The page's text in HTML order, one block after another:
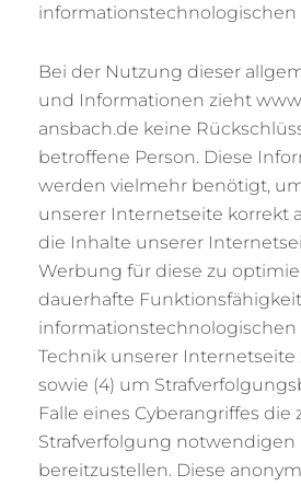
informationstechnologischen
Bei der Nutzung dieser
und Informationen zieht
ansbach.de keine
betroffene Person. Diese
werden vielmehr benötigt,
unserer Internetseite korrekt
die Inhalte unserer
Werbung für diese zu
dauerhafte
informationstechnologischen
Technik unserer
sowie (4) um
Falle eines Cyberangriffes die
Strafverfolgung
bereitzustellen. Diese